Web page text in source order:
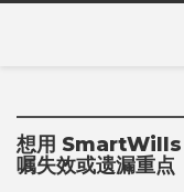
想用 SmartWills
嘱失效或遗漏重点